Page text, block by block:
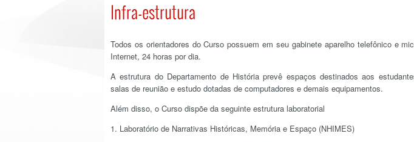
Infra-estrutura
Todos os orientadores do Curso possuem em seu gabinete aparelho telefônico e
Internet, 24 horas por dia.
A estrutura do Departamento de História prevê espaços destinados aos
salas de reunião e estudo dotadas de computadores e demais equipamentos.
Além disso, o Curso dispõe da seguinte estrutura laboratorial
1. Laboratório de Narrativas Históricas, Memória e Espaço (NHIMES)